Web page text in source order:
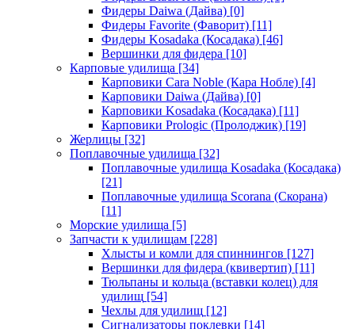
Фидеры Daiwa (Дайва) [0]
Фидеры Favorite (Фаворит) [11]
Фидеры Kosadaka (Косадака) [46]
Вершинки для фидера [10]
Карповые удилища [34]
Карповики Cara Noble (Кара Нобле) [4]
Карповики Daiwa (Дайва) [0]
Карповики Kosadaka (Косадака) [11]
Карповики Prologic (Пролоджик) [19]
Жерлицы [32]
Поплавочные удилища [32]
Поплавочные удилища Kosadaka (Косадака)
[21]
Поплавочные удилища Scorana (Скорана)
[11]
Морские удилища [5]
Запчасти к удилищам [228]
Хлысты и комли для спиннингов [127]
Вершинки для фидера (квивертип) [11]
Тюльпаны и кольца (вставки колец) для
удилищ [54]
Чехлы для удилищ [12]
Сигнализаторы поклевки [14]